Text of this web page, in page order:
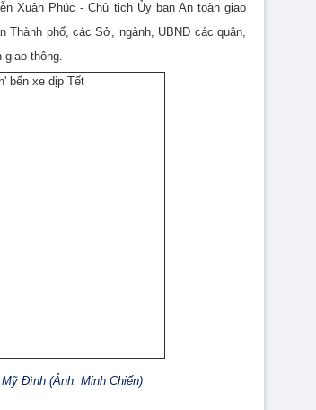
Xuân Phúc - Chủ tịch Ủy ban An toàn giao
Thành phố, các Sở, ngành, UBND các quận,
giao thông.
Đình (Ảnh: Minh Chiến)